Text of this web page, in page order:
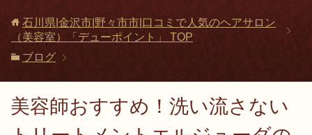
石川県|金沢市|野々市市|口コミで人気のヘアサロン
（美容室）「デューポイント」
TOP
ブログ
美容師おすすめ！洗い流さない